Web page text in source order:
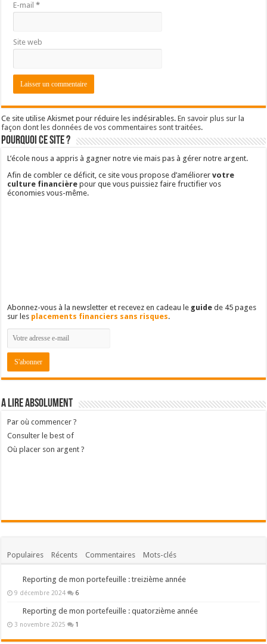
E-mail*
Site web
Ce site utilise Akismet pour réduire les indésirables.En savoir plus sur la
façon dont les données de vos commentaires sont traitées.
Pourquoi ce site ?
L’école nous a appris à gagner notre vie mais pas à gérer notre argent.
Afin de combler ce déficit, ce site vous propose d’améliorervotre
culture financière pour que vous puissiez faire fructifier vos
économies vous-même.
Abonnez-vous à la newsletter et recevez en cadeau le guide de 45 pages
sur les placements financiers sans risques.
A lire absolument
Par où commencer ?
Consulter le best of
Où placer son argent ?
Populaires Récents Commentaires Mots-clés
Reporting de mon portefeuille : treizième année
9 décembre 2024 6
Reporting de mon portefeuille : quatorzième année
3 novembre 2025 1